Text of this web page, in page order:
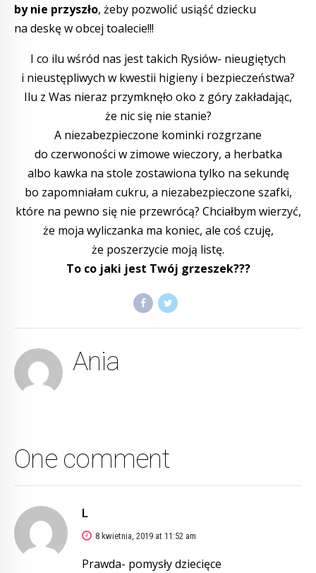
by nie przyszło, żeby pozwolić usiąść dziecku
na deskę w obcej toalecie!!!
I co ilu wśród nas jest takich Rysiów- nieugiętych
i nieustępliwych w kwestii higieny i bezpieczeństwa?
Ilu z Was nieraz przymknęło oko z góry zakładając,
że nic się nie stanie?
A niezabezpieczone kominki rozgrzane
do czerwoności w zimowe wieczory, a herbatka
albo kawka na stole zostawiona tylko na sekundę
bo zapomniałam cukru, a niezabezpieczone szafki,
które na pewno się nie przewrócą? Chciałbym wierzyć,
że moja wyliczanka ma koniec, ale coś czuję,
że poszerzycie moją listę.
To co jaki jest Twój grzeszek???
Ania
One comment
L
8 kwietnia, 2019 at 11:52 am
Prawda- pomysły dziecięce